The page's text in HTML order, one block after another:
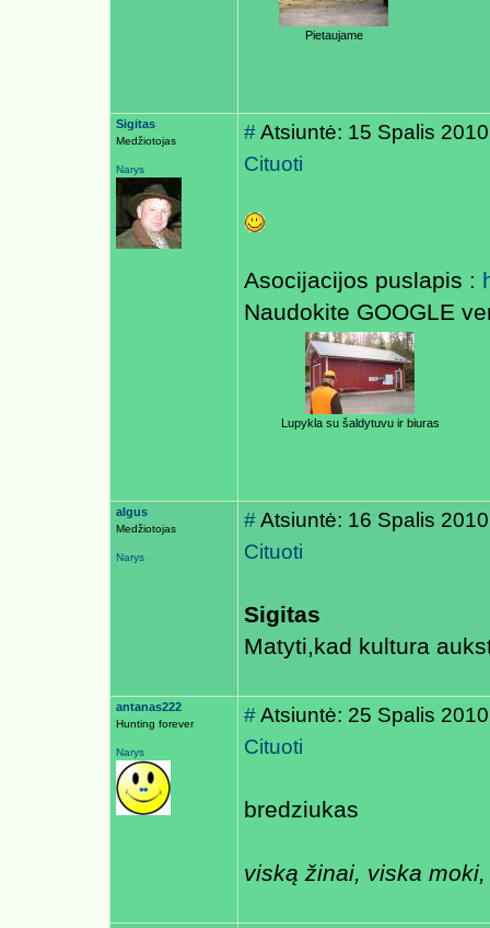
Pietaujame
Sigitas
Medžiotojas
Narys
#Atsiuntė: 15 Spalis
Cituoti
Asocijacijos puslapis :
Naudokite GOOGLE
Lupykla su šaldytuvu ir biuras
algus
Medžiotojas
Narys
#Atsiuntė: 16 Spalis
Cituoti
Sigitas
Matyti,kad kultura
antanas222
Hunting forever
Narys
#Atsiuntė: 25 Spalis
Cituoti
bredziukas
viską žinai, viska